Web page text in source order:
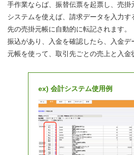
手作業ならば、振替伝票を起票し、売
システムを使えば、請求データを入力す
先の売掛元帳に自動的に転記されます。
振込があり、入金を確認したら、入金
元帳を使って、取引先ごとの売上と入金
ex) 会計システム使用例